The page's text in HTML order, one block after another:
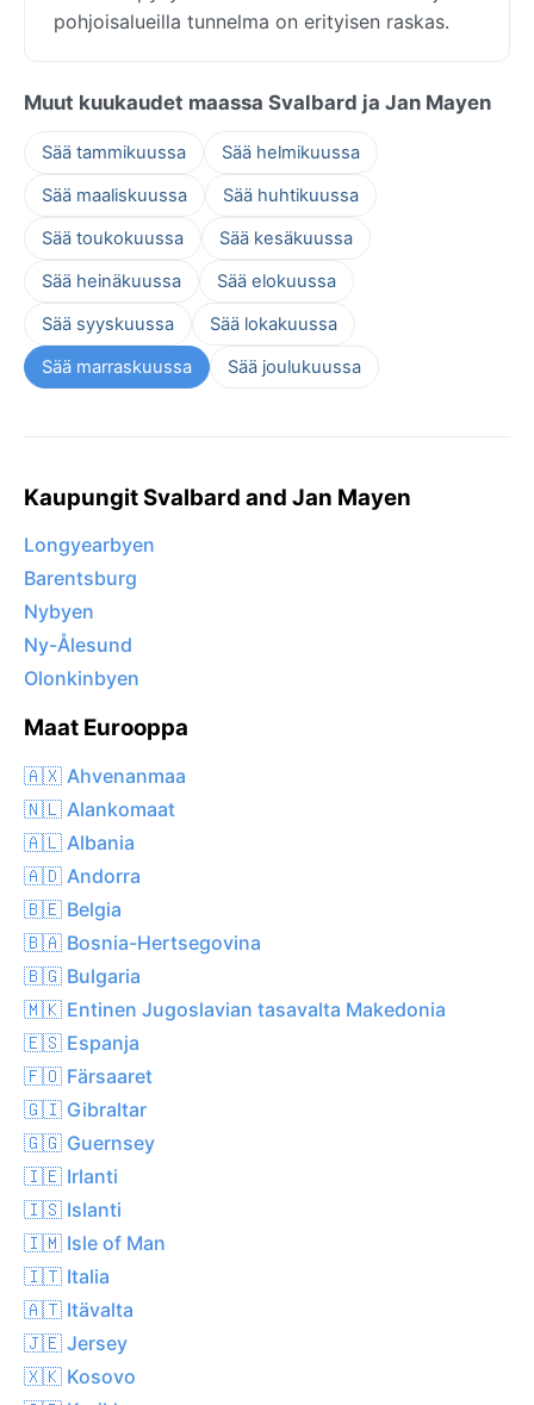
pohjoisalueilla tunnelma on erityisen raskas.
Muut kuukaudet maassa Svalbard ja Jan Mayen
Sää tammikuussa
Sää helmikuussa
Sää maaliskuussa
Sää huhtikuussa
Sää toukokuussa
Sää kesäkuussa
Sää heinäkuussa
Sää elokuussa
Sää syyskuussa
Sää lokakuussa
Sää marraskuussa
Sää joulukuussa
Kaupungit Svalbard and Jan Mayen
Longyearbyen
Barentsburg
Nybyen
Ny-Ålesund
Olonkinbyen
Maat Eurooppa
🇦🇽 Ahvenanmaa
🇳🇱 Alankomaat
🇦🇱 Albania
🇦🇩 Andorra
🇧🇪 Belgia
🇧🇦 Bosnia-Hertsegovina
🇧🇬 Bulgaria
🇲🇰 Entinen Jugoslavian tasavalta Makedonia
🇪🇸 Espanja
🇫🇴 Färsaaret
🇬🇮 Gibraltar
🇬🇬 Guernsey
🇮🇪 Irlanti
🇮🇸 Islanti
🇮🇲 Isle of Man
🇮🇹 Italia
🇦🇹 Itävalta
🇯🇪 Jersey
🇽🇰 Kosovo